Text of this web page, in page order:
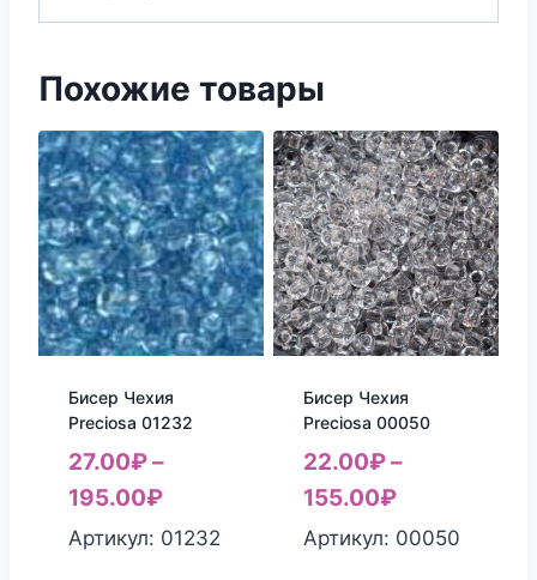
Похожие товары
Бисер Чехия
Preciosa 01232
27.00₽–
195.00₽
Артикул: 01232
Бисер Чехия
Preciosa 00050
22.00₽–
155.00₽
Артикул: 00050